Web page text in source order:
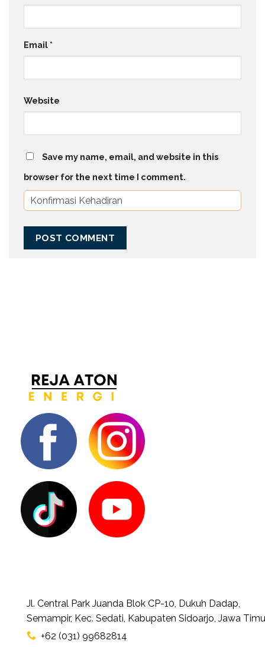
Email *
Website
Save my name, email, and website in this
browser for the next time I comment.
Jl. Central Park Juanda Blok CP-10, Dukuh Dadap,
Semampir, Kec. Sedati, Kabupaten Sidoarjo, Jawa
+62 (031) 99682814